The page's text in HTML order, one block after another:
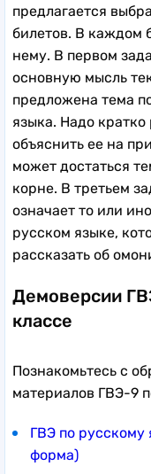
предлагается
билетов. В каждом
нему. В первом
основную мысль
предложена тема
языка. Надо кратко
объяснить ее на
может достаться
корне. В третьем
означает то или
русском языке,
рассказать об
Демоверсии
классе
Познакомьтесь с
материалов ГВЭ-9
ГВЭ по русскому
форма)